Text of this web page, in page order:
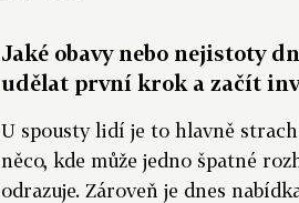
Jaké obavy nebo nejistoty
udělat první krok a začít
U spousty lidí je to hlavně
něco, kde může jedno špatné
odrazuje. Zároveň je dnes